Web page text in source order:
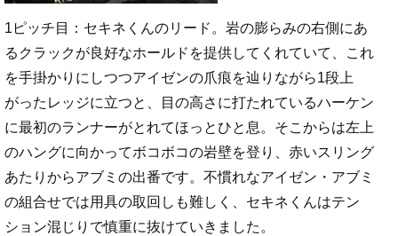
1ピッチ目：セキネくんのリード。岩の膨らみの右側にあ
るクラックが良好なホールドを提供してくれていて、これ
を手掛かりにしつつアイゼンの爪痕を辿りながら1段上
がったレッジに立つと、目の高さに打たれているハーケン
に最初のランナーがとれてほっとひと息。そこからは左上
のハングに向かってボコボコの岩壁を登り、赤いスリング
あたりからアブミの出番です。不慣れなアイゼン・アブミ
の組合せでは用具の取回しも難しく、セキネくんはテン
ション混じりで慎重に抜けていきました。